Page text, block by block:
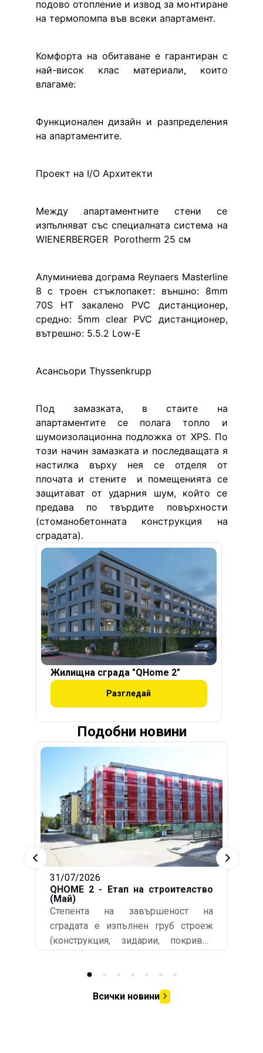
подово отопление и извод за монтиране
на термопомпа във всеки апартамент.
Комфорта на обитаване е гарантиран с
най-висок клас материали, които
влагаме:
Функционален дизайн и разпределения
на апартаментите.
Проект на I/O Архитекти
Между апартаментните стени се
изпълняват със специалната система на
WIENERBERGER  Porotherm 25 см
Алуминиева дограма Reynaers Masterline
8 с троен стъклопакет: външно: 8mm
70S HT закалено PVC дистанционер,
средно: 5mm clear PVC дистанционер,
вътрешно: 5.5.2 Low-E
Асансьори Thyssenkrupp
Под замазката, в стаите на
апартаментите се полага топло и
шумоизолационна подложка от XPS. По
този начин замазката и последващата я
настилка върху нея се отделя от
плочата и стените  и помещенията се
защитават от ударния шум, който се
предава по твърдите повърхности
(стоманобетонната конструкция на
сградата).
Жилищна сграда "QHome 2"
Разгледай
Подобни новини
Всички новини
31/07/2026
QHOME 2 - Етап на строителство
(Май)
Степента на завършеност на
сградата е изпълнен груб строеж
(конструкция, зидарии, покривни
подписани Акт обр. 14 и
от общинската администрация.